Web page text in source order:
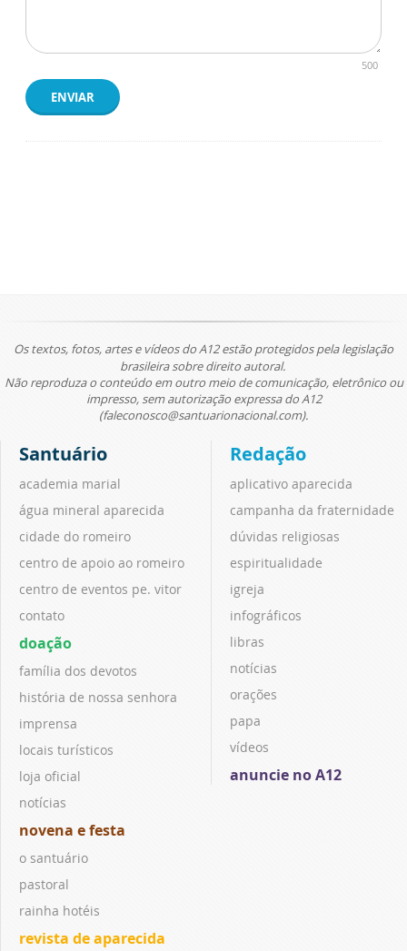
500
ENVIAR
Os textos, fotos, artes e vídeos do A12 estão protegidos pela legislação
brasileira sobre direito autoral.
Não reproduza o conteúdo em outro meio de comunicação, eletrônico ou
impresso, sem autorização expressa do A12
(faleconosco@santuarionacional.com).
Santuário
academia marial
água mineral aparecida
cidade do romeiro
centro de apoio ao romeiro
centro de eventos pe. vitor
contato
doação
família dos devotos
história de nossa senhora
imprensa
locais turísticos
loja oficial
notícias
novena e festa
o santuário
pastoral
rainha hotéis
revista de aparecida
Redação
aplicativo aparecida
campanha da fraternidade
dúvidas religiosas
espiritualidade
igreja
infográficos
libras
notícias
orações
papa
vídeos
anuncie no A12